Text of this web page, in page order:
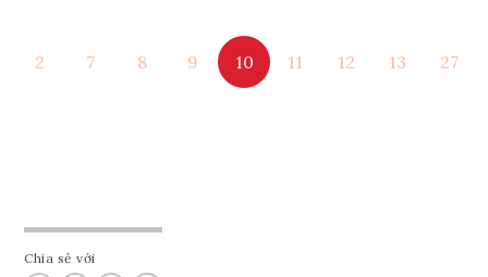
Tham vấn Interlink
2 7 8 9 10 11 12 13 27
Chia sẻ với